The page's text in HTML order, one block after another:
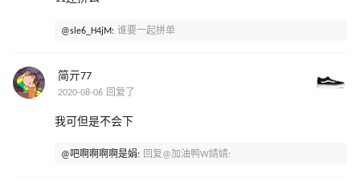
@sle6_H4jM: 谁要一起拼单
简亓77
2020-08-06 回复了
我可但是不会下
@吧啊啊啊啊是娟: 回复@加油鸭W婧婧: